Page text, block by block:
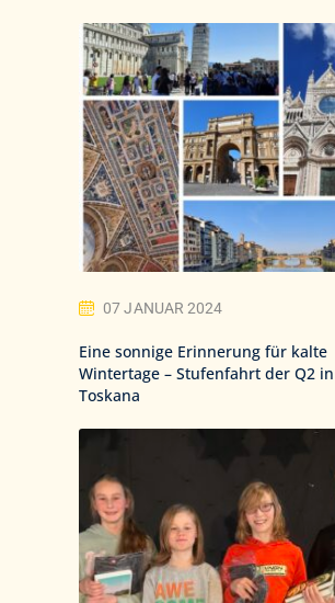
07 JANUAR 2024
Eine sonnige Erinnerung für kalte
Wintertage – Stufenfahrt der Q2
Toskana